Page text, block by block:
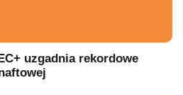
uzgadnia rekordowe